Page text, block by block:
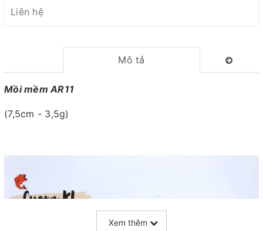
Liên hệ
Mô tả
Mồi mềm AR11
(7,5cm - 3,5g)
Xem thêm